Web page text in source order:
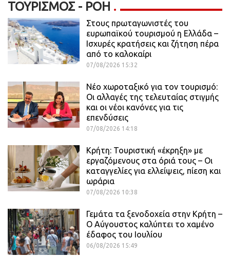
ΤΟΥΡΙΣΜΌΣ - ΡΟΗ
Στους πρωταγωνιστές του
ευρωπαϊκού τουρισμού η Ελλάδα –
Ισχυρές κρατήσεις και ζήτηση πέρα
από το καλοκαίρι
07/08/2026 15:32
Νέο χωροταξικό για τον τουρισμό:
Οι αλλαγές της τελευταίας στιγμής
και οι νέοι κανόνες για τις
επενδύσεις
07/08/2026 14:18
Κρήτη: Τουριστική «έκρηξη» με
εργαζόμενους στα όριά τους – Οι
καταγγελίες για ελλείψεις, πίεση και
ωράρια
07/08/2026 10:38
Γεμάτα τα ξενοδοχεία στην Κρήτη –
Ο Αύγουστος καλύπτει το χαμένο
έδαφος του Ιουλίου
06/08/2026 15:49